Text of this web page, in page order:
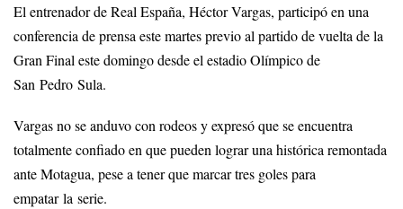
El entrenador de Real España, Héctor Vargas, participó en una
conferencia de prensa este martes previo al partido de vuelta de la
Gran Final este domingo desde el estadio Olímpico de
San Pedro Sula.
Vargas no se anduvo con rodeos y expresó que se encuentra
totalmente confiado en que pueden lograr una histórica remontada
ante Motagua, pese a tener que marcar tres goles para
empatar la serie.